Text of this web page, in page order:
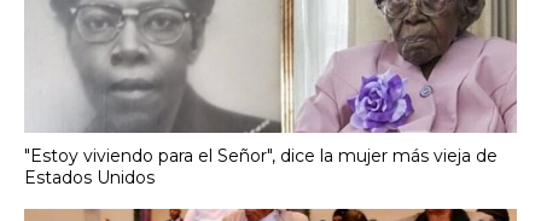
"Estoy viviendo para el Señor", dice la mujer más vieja de
Estados Unidos